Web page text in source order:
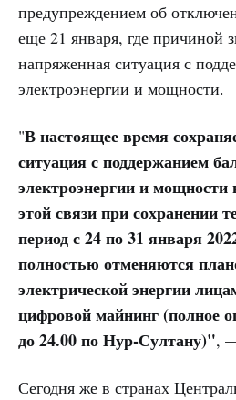
предупреждением об
еще 21 января, где причиной
напряженная ситуация с
электроэнергии и мощности.
"В настоящее время
ситуация с поддержанием
электроэнергии и
этой связи при сохранении
период с 24 по 31 января
полностью отменяются
электрической энергии
цифровой майнинг (полное
до 24.00 по Нур-Султану)",
Сегодня же в странах